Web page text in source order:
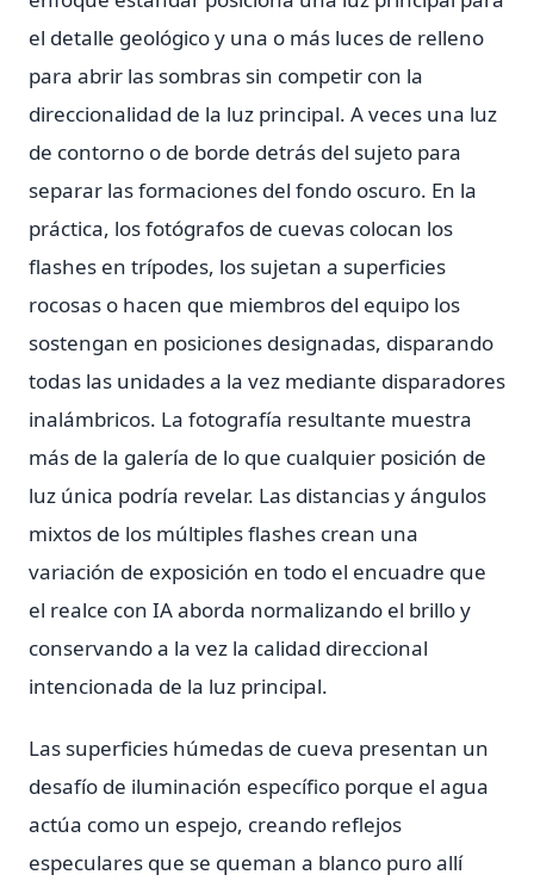
el detalle geológico y una o más luces de relleno
para abrir las sombras sin competir con la
direccionalidad de la luz principal. A veces una luz
de contorno o de borde detrás del sujeto para
separar las formaciones del fondo oscuro. En la
práctica, los fotógrafos de cuevas colocan los
flashes en trípodes, los sujetan a superficies
rocosas o hacen que miembros del equipo los
sostengan en posiciones designadas, disparando
todas las unidades a la vez mediante disparadores
inalámbricos. La fotografía resultante muestra
más de la galería de lo que cualquier posición de
luz única podría revelar. Las distancias y ángulos
mixtos de los múltiples flashes crean una
variación de exposición en todo el encuadre que
el realce con IA aborda normalizando el brillo y
conservando a la vez la calidad direccional
intencionada de la luz principal.
Las superficies húmedas de cueva presentan un
desafío de iluminación específico porque el agua
actúa como un espejo, creando reflejos
especulares que se queman a blanco puro allí